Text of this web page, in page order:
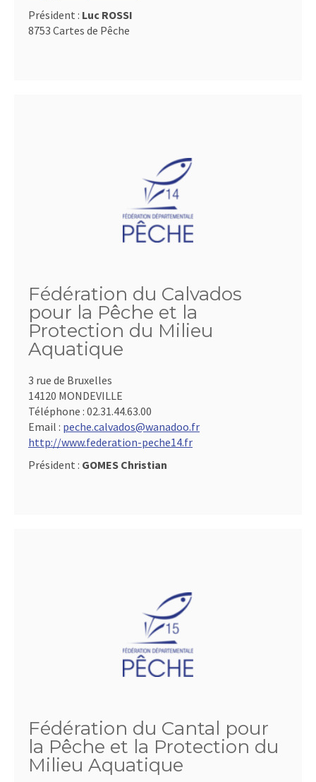
Président : Luc ROSSI
8753 Cartes de Pêche
Fédération du Calvados
pour la Pêche et la
Protection du Milieu
Aquatique
3 rue de Bruxelles
14120 MONDEVILLE
Téléphone : 02.31.44.63.00
Email : peche.calvados@wanadoo.fr
http://www.federation-peche14.fr
Président : GOMES Christian
Fédération du Cantal pour
la Pêche et la Protection du
Milieu Aquatique